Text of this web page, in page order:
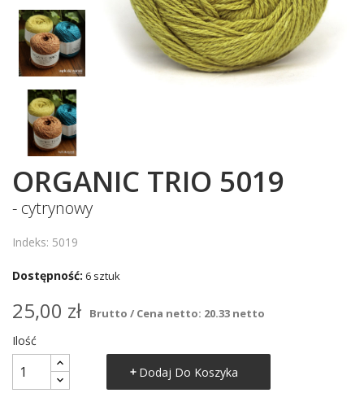
ORGANIC TRIO 5019
- cytrynowy
Indeks: 5019
Dostępność: 6 sztuk
25,00 zł Brutto / Cena netto: 20.33 netto
Ilość
Dodaj Do Koszyka